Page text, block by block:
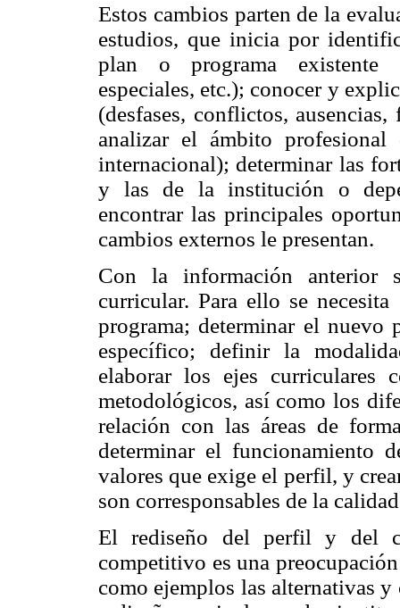
Estos cambios parten de la
estudios, que inicia por
plan o programa existente
especiales, etc.); conocer y
(desfases, conflictos,
analizar el ámbito
internacional); determinar las
y las de la institución o
encontrar las principales
cambios externos le presentan.
Con la información anterior
curricular. Para ello se
programa; determinar el
específico; definir la
elaborar los ejes curriculares
metodológicos, así como los
relación con las áreas de
determinar el funcionamiento
valores que exige el perfil, y
son corresponsables de la
El rediseño del perfil y del
competitivo es una
como ejemplos las alternativas y